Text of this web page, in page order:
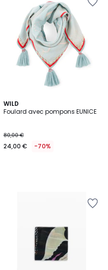
WILD
Foulard avec pompons EUNICE
80,00 €
24,00 € -70%